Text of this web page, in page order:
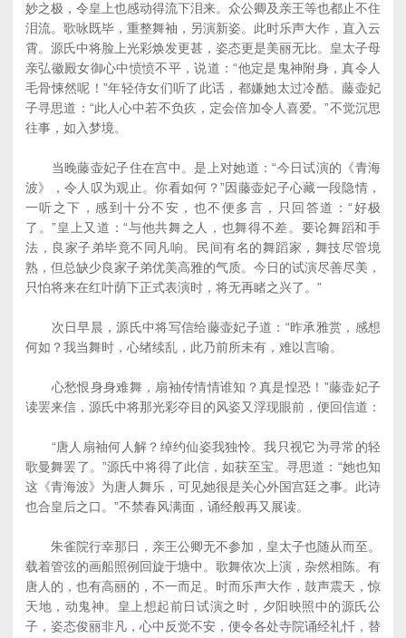
妙之极，令皇上也感动得流下泪来。众公卿及亲王等也都止不住
泪流。歌咏既毕，重整舞袖，另演新姿。此时乐声大作，直入云
霄。源氏中将脸上光彩焕发更甚，姿态更是美丽无比。皇太子母
亲弘徽殿女御心中愤愤不平，说道：“他定是鬼神附身，真令人
毛骨悚然呢！”年轻侍女们听了此话，都嫌她太过冷酷。藤壶妃
子寻思道：“此人心中若不负疚，定会倍加令人喜爱。”不觉沉思
往事，如入梦境。
当晚藤壶妃子住在宫中。是上对她道：“今日试演的《青海
波》，令人叹为观止。你看如何？”因藤壶妃子心藏一段隐情，
一听之下，感到十分不安，也不便多言，只回答道：“好极
了。”皇上又道：“与他共舞之人，也舞得不差。要论舞蹈和手
法，良家子弟毕竟不同凡响。民间有名的舞蹈家，舞技尽管境
熟，但总缺少良家子弟优美高雅的气质。今日的试演尽善尽美，
只怕将来在红叶荫下正式表演时，将无再睹之兴了。”
次日早晨，源氏中将写信给藤壶妃子道：“昨承雅赏，感想
何如？我当舞时，心绪续乱，此乃前所未有，难以言喻。
心愁恨身身难舞，扇袖传情情谁知？真是惶恐！”藤壶妃子
读罢来信，源氏中将那光彩夺目的风姿又浮现眼前，便回信道：
“唐人扇袖何人解？绰约仙姿我独怜。我只视它为寻常的轻
歌曼舞罢了。”源氏中将得了此信，如获至宝。寻思道：“她也知
这《青海波》为唐人舞乐，可见她很是关心外国宫廷之事。此诗
也合皇后之口。”不禁春风满面，诵经般再又展读。
朱雀院行幸那日，亲王公卿无不参加，皇太子也随从而至。
载着管弦的画船照例回旋于塘中。歌舞依次上演，杂然相陈。有
唐人的，也有高丽的，不一而足。时而乐声大作，鼓声震天，惊
天地，动鬼神。皇上想起前日试演之时，夕阳映照中的源氏公
子，姿态俊丽非凡，心中反觉不安，便令各处寺院诵经礼忏，替